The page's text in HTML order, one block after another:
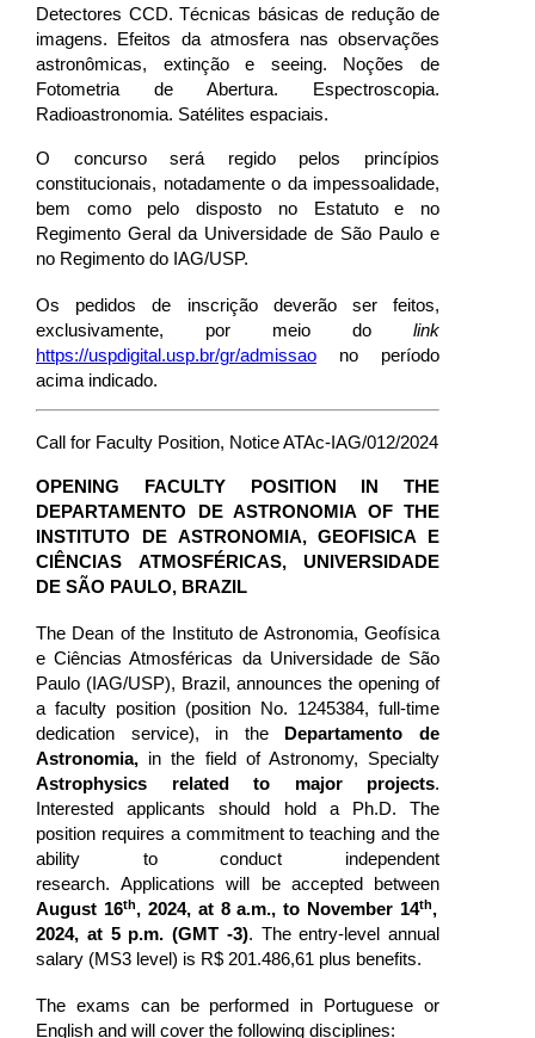
Detectores CCD. Técnicas básicas de redução de
imagens. Efeitos da atmosfera nas observações
astronômicas, extinção e seeing. Noções de
Fotometria de Abertura. Espectroscopia.
Radioastronomia. Satélites espaciais.
O concurso será regido pelos princípios
constitucionais, notadamente o da impessoalidade,
bem como pelo disposto no Estatuto e no
Regimento Geral da Universidade de São Paulo e
no Regimento do IAG/USP.
Os pedidos de inscrição deverão ser feitos,
exclusivamente, por meio do link
https://uspdigital.usp.br/gr/admissao no período
acima indicado.
Call for Faculty Position, Notice ATAc-IAG/012/2024
OPENING FACULTY POSITION IN THE
DEPARTAMENTO DE ASTRONOMIA OF THE
INSTITUTO DE ASTRONOMIA, GEOFISICA E
CIÊNCIAS ATMOSFÉRICAS, UNIVERSIDADE
DE SÃO PAULO, BRAZIL
The Dean of the Instituto de Astronomia, Geofísica
e Ciências Atmosféricas da Universidade de São
Paulo (IAG/USP), Brazil, announces the opening of
a faculty position (position No. 1245384, full-time
dedication service), in the
Departamento de
Astronomia, in the field of Astronomy, Specialty
Astrophysics related to major projects.
Interested applicants should hold a Ph.D. The
position requires a commitment to teaching and the
ability to conduct independent
research. Applications will be accepted
between
August 16th, 2024, at 8 a.m., to November 14th,
2024, at 5 p.m. (GMT -3). The entry-level annual
salary (MS3 level) is R$ 201.486,61 plus benefits.
The exams can be performed in Portuguese or
English and will cover the following disciplines: